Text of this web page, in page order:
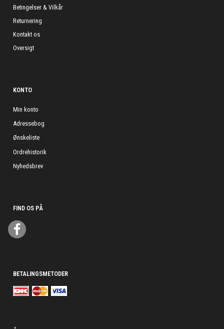
Betingelser & Vilkår
Returnering
Kontakt os
Oversigt
KONTO
Min konto
Adressebog
Ønskeliste
Ordrehistorik
Nyhedsbrev
FIND OS PÅ
BETALINGSMETODER